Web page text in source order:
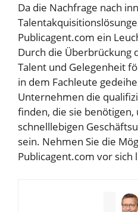
Da die Nachfrage nach
Publicagent.com ein
Durch die Überbrückung
Talent und Gelegenheit
in dem Fachleute
Unternehmen die
finden, die sie
schnelllebigen
sein. Nehmen Sie die
Publicagent.com vor sich